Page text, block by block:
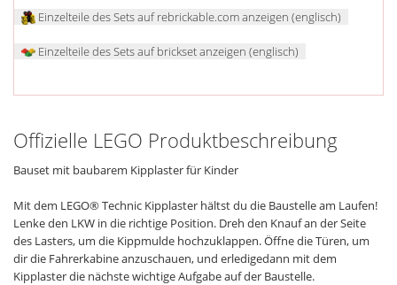
Einzelteile des Sets auf rebrickable.com anzeigen (englisch)
Einzelteile des Sets auf brickset anzeigen (englisch)
Offizielle LEGO Produktbeschreibung
Bauset mit baubarem Kipplaster für Kinder
Mit dem LEGO® Technic Kipplaster hältst du die Baustelle am Laufen!
Lenke den LKW in die richtige Position. Dreh den Knauf an der Seite
des Lasters, um die Kippmulde hochzuklappen. Öffne die Türen, um
dir die Fahrerkabine anzuschauen, und erledigedann mit dem
Kipplaster die nächste wichtige Aufgabe auf der Baustelle.